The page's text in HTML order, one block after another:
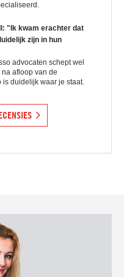
"Ik kwam erachter dat
zijn in hun
advocaten schept wel
afloop van de
duidelijk waar je staat.